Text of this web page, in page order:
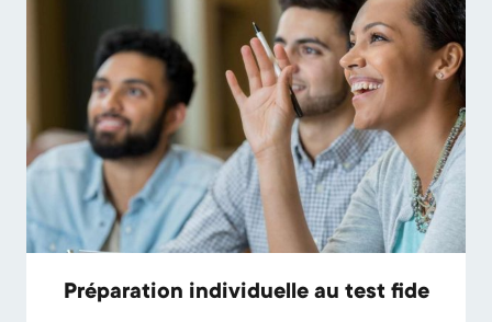
Préparation individuelle au test fide